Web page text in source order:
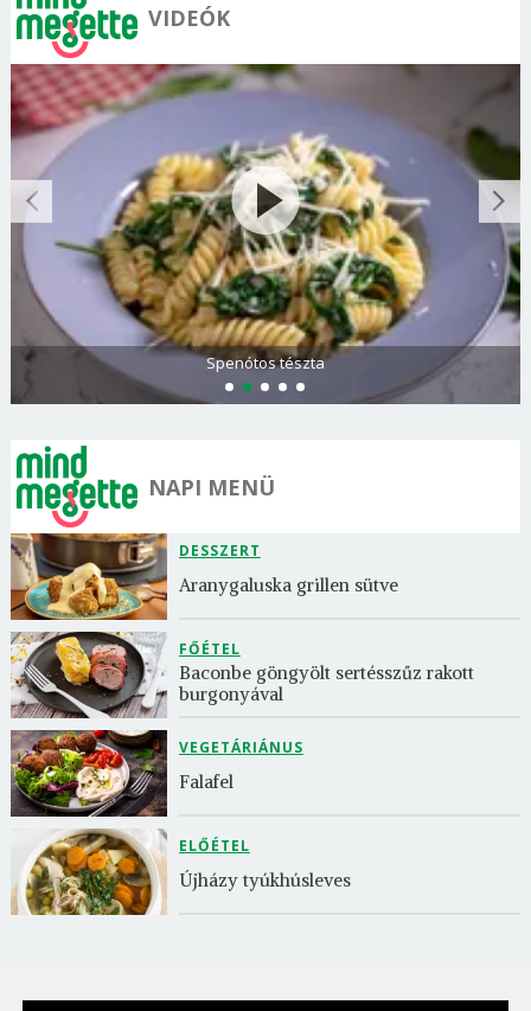
VIDEÓK
Görögdinnye-limonádé
NAPI MENÜ
DESSZERT
Aranygaluska grillen sütve
FŐÉTEL
Baconbe göngyölt sertésszűz rakott
burgonyával
VEGETÁRIÁNUS
Falafel
ELŐÉTEL
Újházy tyúkhúsleves